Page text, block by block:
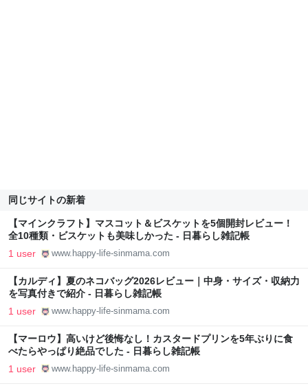
同じサイトの新着
【マインクラフト】マスコット＆ビスケットを5個開封レビュー！
全10種類・ビスケットも美味しかった - 日暮らし雑記帳
1 user www.happy-life-sinmama.com
【カルディ】夏のネコバッグ2026レビュー｜中身・サイズ・収納力
を写真付きで紹介 - 日暮らし雑記帳
1 user www.happy-life-sinmama.com
【マーロウ】高いけど後悔なし！カスタードプリンを5年ぶりに食
べたらやっぱり絶品でした - 日暮らし雑記帳
1 user www.happy-life-sinmama.com